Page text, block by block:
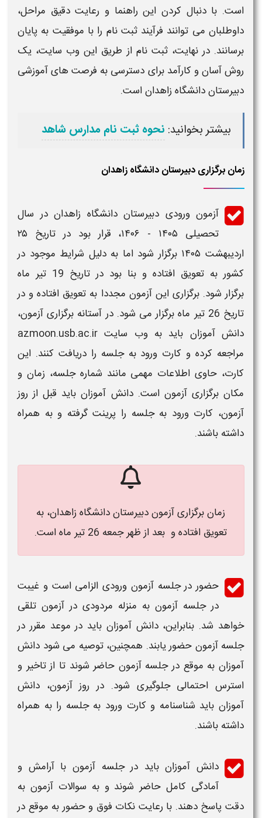
است. با دنبال کردن این راهنما و رعایت دقیق مراحل،
داوطلبان می توانند فرآیندثبت نام را با موفقیت به پایان
برسانند. در نهایت،ثبت نام از طریق این وب سایت، یک
روش آسان و کارآمد برای دسترسی به فرصت های آموزشی
دبیرستان دانشگاه زاهداناست.
بیشتر بخوانید: نحوه ثبت نام مدارس شاهد
زمان برگزاری دبیرستان دانشگاه زاهدان
آزمون ورودی دبیرستان دانشگاه زاهدان در سال
تحصیلی ۱۴۰۵ - ۱۴۰۶، قرار بود در تاریخ ۲۵
اردیبهشت ۱۴۰۵ برگزار شود اما به دلیل شرایط موجود در
کشور به تعویق افتاده و بنا بود در تاریخ 19 تیر ماه
برگزار شود. برگزاری این آزمون مجددا به تعویق افتاده و در
تاریخ 26 تیر ماه برگزار می شود. در آستانه برگزاری
آزمون،
دانش آموزان باید به وب سایت azmoon.usb.ac.ir
مراجعه کرده و کارت ورود به جلسه را دریافت کنند. این
کارت، حاوی اطلاعات مهمی مانند شماره جلسه، زمان و
مکان برگزاریآزمون است. دانش آموزان باید قبل از روز
آزمون، کارت ورود به جلسه را پرینت گرفته و به همراه
داشته باشند.
زمان برگزاری آزمون دبیرستان دانشگاه زاهدان، به
تعویق افتاده و بعد از ظهر جمعه 26 تیر ماه است.
حضور در جلسهآزمون ورودی الزامی است و غیبت
در جلسه آزمون به منزله مردودی در آزمون تلقی
خواهد شد. بنابراین، دانش آموزان باید در موعد مقرر در
جلسهآزمون حضور یابند. همچنین، توصیه می شود دانش
آموزان به موقع در جلسهآزمون حاضر شوند تا از تاخیر و
استرس احتمالی جلوگیری شود. در روزآزمون، دانش
آموزان باید شناسنامه و کارت ورود به جلسه را به همراه
داشته باشند.
دانش آموزان باید در جلسهآزمون با آرامش و
آمادگی کامل حاضر شوند و به سوالاتآزمون به
دقت پاسخ دهند. با رعایت نکات فوق و حضور به موقع در